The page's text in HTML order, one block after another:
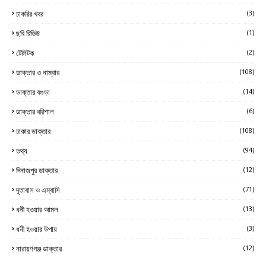
চাকরির খবর (3)
ছবি রিভিউ (1)
টেলিটক (2)
ডাক্তার ও নাম্বার (108)
ডাক্তার বগুড়া (14)
ডাক্তার বরিশাল (6)
ঢাকার ডাক্তার (108)
তথ্য (94)
দিনাজপুর ডাক্তার (12)
দূতাবাস ও এম্বাসি (71)
ধনী হওয়ার আমল (13)
ধনী হওয়ার উপায় (3)
নারায়ণগঞ্জ ডাক্তার (12)